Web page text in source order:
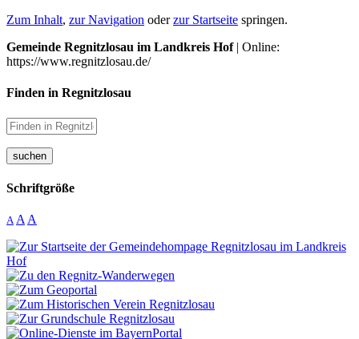
Zum Inhalt, zur Navigation oderzur Startseite springen.
Gemeinde Regnitzlosau im Landkreis Hof| Online:
https://www.regnitzlosau.de/
Finden in Regnitzlosau
suchen
Schriftgröße
A A A